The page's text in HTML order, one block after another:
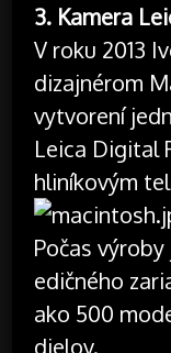
3. Kamera
V roku 2013
dizajnérom
vytvorení
Leica Digital
hliníkovým
Počas
edičného
ako 500
dielov.